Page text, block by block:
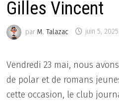
Gilles Vincent
parM. Talazac juin 5, 2025
Vendredi 23 mai, nous
de polar et de romans
cette occasion, le club